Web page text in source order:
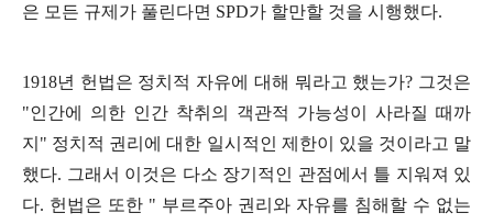
은 모든 규제가 풀린다면 SPD가 할만할 것을 시행했다.
1918년 헌법은 정치적 자유에 대해 뭐라고 했는가? 그것은
"인간에 의한 인간 착취의 객관적 가능성이 사라질 때까
지 " 정치적 권리에 대한 일시적인 제한이 있을 것이라고 말
했다. 그래서 이것은 다소 장기적인 관점에서 틀 지워져 있
다. 헌법은 또한 " 부르주아 권리와 자유를 침해할 수 없는